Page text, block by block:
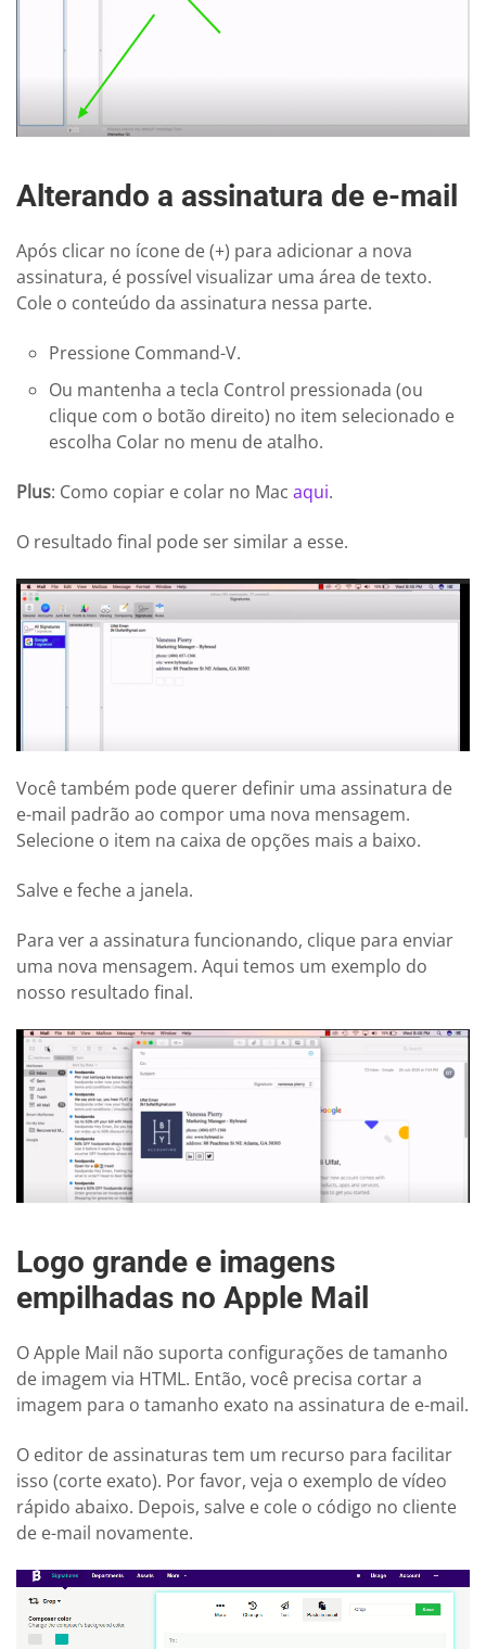
Alterando a assinatura de e-mail
Após clicar no ícone de (+) para adicionar a nova
assinatura, é possível visualizar uma área de texto.
Cole o conteúdo da assinatura nessa parte.
Pressione Command-V.
Ou mantenha a tecla Control pressionada (ou
clique com o botão direito) no item selecionado e
escolha Colar no menu de atalho.
Plus: Como copiar e colar no Mac aqui.
O resultado final pode ser similar a esse.
Você também pode querer definir uma assinatura de
e-mail padrão ao compor uma nova mensagem.
Selecione o item na caixa de opções mais a baixo.
Salve e feche a janela.
Para ver a assinatura funcionando, clique para enviar
uma nova mensagem. Aqui temos um exemplo do
nosso resultado final.
Logo grande e imagens
empilhadas no Apple Mail
O Apple Mail não suporta configurações de tamanho
de imagem via HTML. Então, você precisa cortar a
imagem para o tamanho exato na assinatura de e-mail.
O editor de assinaturas tem um recurso para facilitar
isso (corte exato). Por favor, veja o exemplo de vídeo
rápido abaixo. Depois, salve e cole o código no cliente
de e-mail novamente.